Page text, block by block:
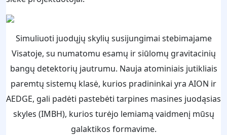
Simuliuoti juodųjų skylių susijungimai stebimajame
Visatoje, su numatomu esamų ir siūlomų gravitacinių
bangų detektorių jautrumu. Nauja atominiais jutikliais
paremtų sistemų klasė, kurios pradininkai yra AION ir
AEDGE, gali padėti pastebėti tarpines masines juodąsias
skyles (IMBH), kurios turėjo lemiamą vaidmenį mūsų
galaktikos formavime.